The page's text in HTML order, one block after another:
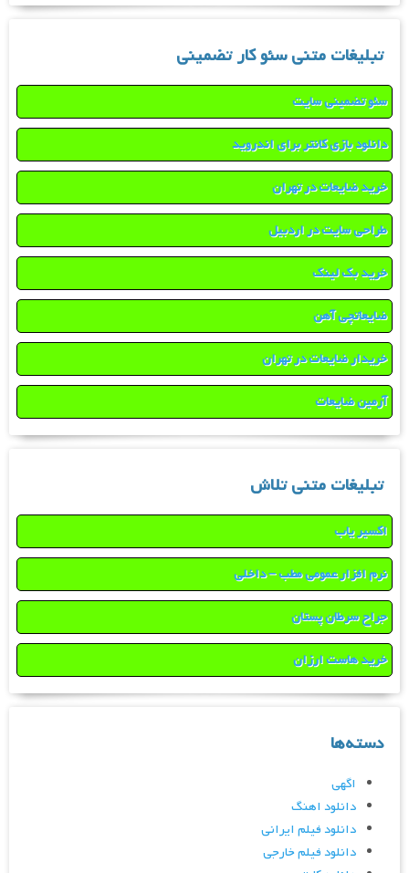
تبلیغات متنی سئو کار تضمینی
سئو تضمینی سایت
دانلود بازی کانتر برای اندروید
خرید ضایعات در تهران
طراحی سایت در اردبیل
خرید بک لینک
ضایعاتچی آهن
خریدار ضایعات در تهران
آرمین ضایعات
تبلیغات متنی تلاش
اکسیر یاب
نرم افزار عمومی مطب – داخلی
جراح سرطان پستان
خرید هاست ارزان
دسته‌ها
اگهی
دانلود اهنگ
دانلود فیلم ایرانی
دانلود فیلم خارجی